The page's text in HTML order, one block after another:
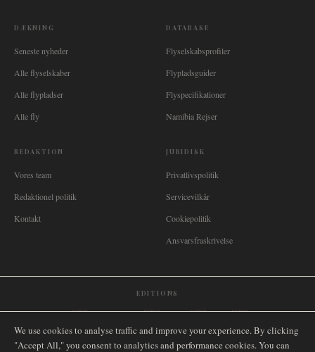
DÆKNING
Seneste nyheder
Alle flyselskaber
Alle flypladser
Alle fly
DATABASE
Flyselskabsprofiler
Flypladsguider
Flyspecifikationer
Namibia Rejser
REDAKTION
Vores team
Redaktionel politik
Kontakt
JURIDISK
Privatlivspolitik
Servicevilkår
Cookiepolitik
Ansvarsfraskrivelse
EDITIONS
🌐 International🇬🇧 United Kingdom🇦🇺 Australia🇨🇦 Canada🇳🇿 New Zealand
🇿🇦 South Africa🇸🇬 Singapore 🇩🇪 Deutschland🇳🇱 Nederland🇫🇷 France
🇮🇹 Italia🇪🇸 España 🇧🇷 Brasil🇸🇪 Sverige🇳🇴 Norge🇩🇰 Danmark
We use cookies to analyse traffic and improve your experience. By clicking
"Accept All," you consent to analytics and performance cookies. You can